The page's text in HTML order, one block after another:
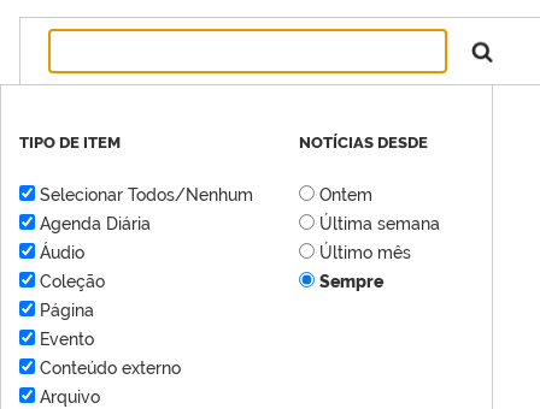
TIPO DE ITEM
Selecionar Todos/Nenhum
Agenda Diária
Áudio
Coleção
Página
Evento
Conteúdo externo
Arquivo
NOTÍCIAS DESDE
Ontem
Última semana
Último mês
Sempre